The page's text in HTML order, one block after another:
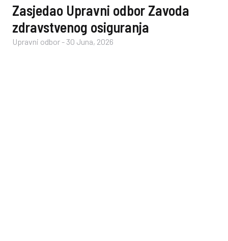
Zasjedao Upravni odbor Zavoda
zdravstvenog osiguranja
Upravni odbor- 30 Juna, 2026